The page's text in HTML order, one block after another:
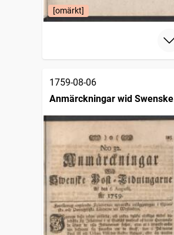
[omärkt]
1759-08-06
Anmärckningar wid Swenske
posttidningarne